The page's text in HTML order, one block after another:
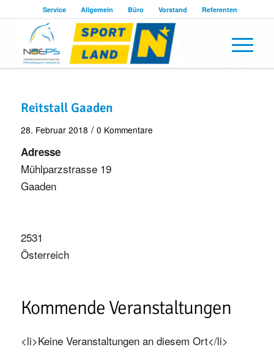
Service Allgemein Büro Vorstand Referenten
Reitstall Gaaden
28. Februar 2018 / 0 Kommentare
Adresse
Mühlparzstrasse 19
Gaaden
2531
Österreich
Kommende Veranstaltungen
<li>Keine Veranstaltungen an diesem Ort</li>